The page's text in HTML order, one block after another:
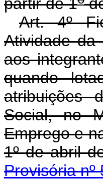
partir de 1
Art. 4º
Atividade da
aos
quando
atribuições
Social, no
Emprego e
1º de
Provisória nº